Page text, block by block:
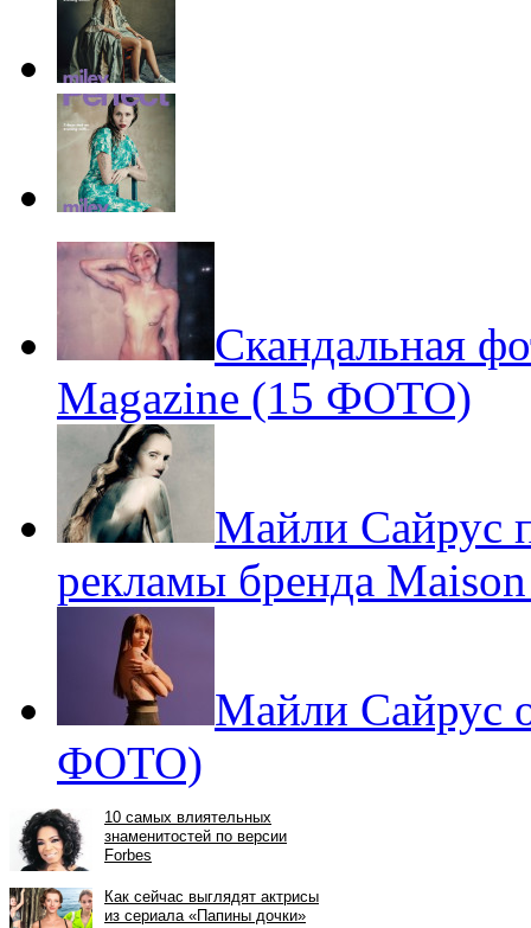
Скандальная
Magazine (15 ФОТО)
Майли Сайрус
рекламы бренда
Майли Сайрус
ФОТО)